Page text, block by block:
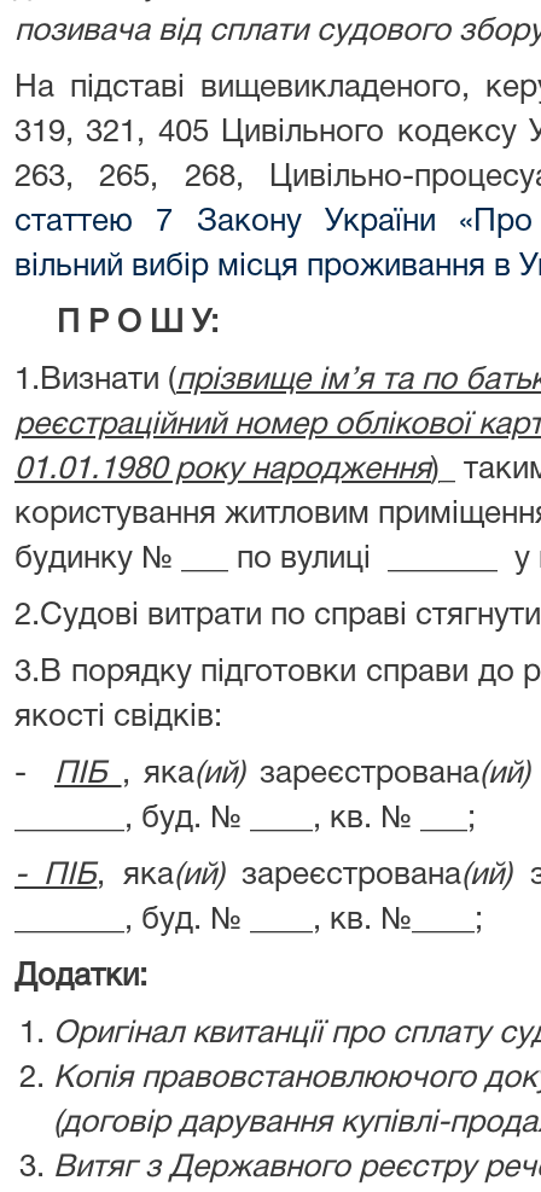
позивача від сплати судового
На підставі вищевикладеного,
319, 321, 405 Цивільного кодексу
263, 265, 268, Цивільно-
статтею 7 Закону України
вільний вибір місця проживання в
П Р О Ш У:
1.Визнати (прізвище ім’я та по
реєстраційний номер облікової
01.01.1980 року народження) _
користування житловим
будинку № ___ по вулиці _______ у
2.Судові витрати по справі
3.В порядку підготовки справи до
якості свідків:
- ПІБ , яка(ий)зареєстрована(ий)
_______, буд. № ____, кв. № ___;
- ПІБ, яка(ий)зареєстрована(ий)
_______, буд. № ____, кв. №____;
Додатки:
Оригінал квитанції про сплату
Копія правовстановлюючого
(договір дарування купівлі-
Витяг з Державного реєстру